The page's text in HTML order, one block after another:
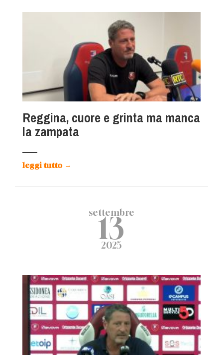
Reggina, cuore e grinta ma manca
la zampata
leggi tutto →
settembre
13
2025